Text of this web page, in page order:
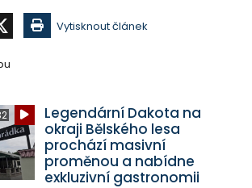
Vytisknout článek
Legendární Dakota na
okraji Bělského lesa
prochází masivní
proměnou a nabídne
exkluzivní gastronomii